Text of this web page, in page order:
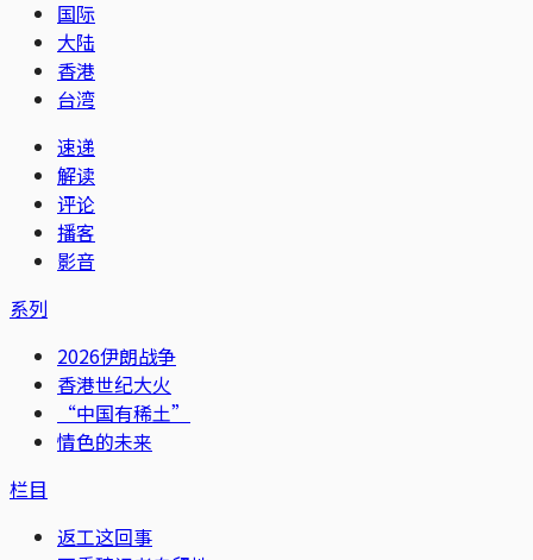
国际
大陆
香港
台湾
速递
解读
评论
播客
影音
系列
2026伊朗战争
香港世纪大火
“中国有稀土”
情色的未来
栏目
返工这回事